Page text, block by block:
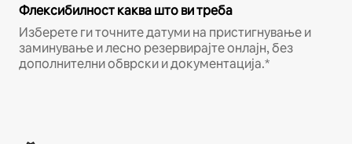
Флексибилност каква што ви треба
Изберете ги точните датуми на пристигнување и
заминување и лесно резервирајте онлајн, без
дополнителни обврски и документација.*